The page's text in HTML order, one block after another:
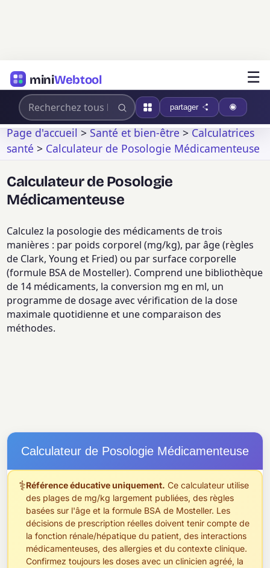
miniWebtool ☰
partager
Page d'accueil>Santé et bien-être>Calculatrices
santé > Calculateur de Posologie Médicamenteuse
Calculateur de Posologie
Médicamenteuse
Calculez la posologie des médicaments de trois
manières : par poids corporel (mg/kg), par âge (règles
de Clark, Young et Fried) ou par surface corporelle
(formule BSA de Mosteller). Comprend une bibliothèque
de 14 médicaments, la conversion mg en ml, un
programme de dosage avec vérification de la dose
maximale quotidienne et une comparaison des
méthodes.
Calculateur de Posologie Médicamenteuse
⚕Référence éducative uniquement. Ce calculateur utilise
des plages de mg/kg largement publiées, des règles
basées sur l'âge et la formule BSA de Mosteller. Les
décisions de prescription réelles doivent tenir compte de
la fonction rénale/hépatique du patient, des interactions
médicamenteuses, des allergies et du contexte clinique.
Confirmez toujours les doses avec un clinicien agréé, la